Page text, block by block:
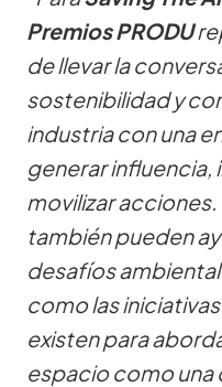
Premios PRODU
de llevar la
sostenibilidad y
industria con una
generar influencia,
movilizar
también pueden
desafíos
como las
existen para
espacio como